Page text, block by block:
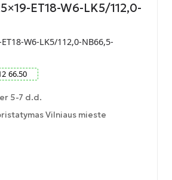
ET18-W6-LK5/112,0-
W6-LK5/112,0-NB66,5-
66.50
5-7 d.d.
Vilniaus mieste